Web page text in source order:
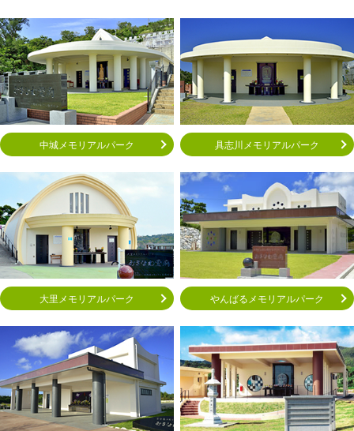
中城メモリアルパーク 具志川メモリアルパーク
大里メモリアルパーク やんばるメモリアルパーク